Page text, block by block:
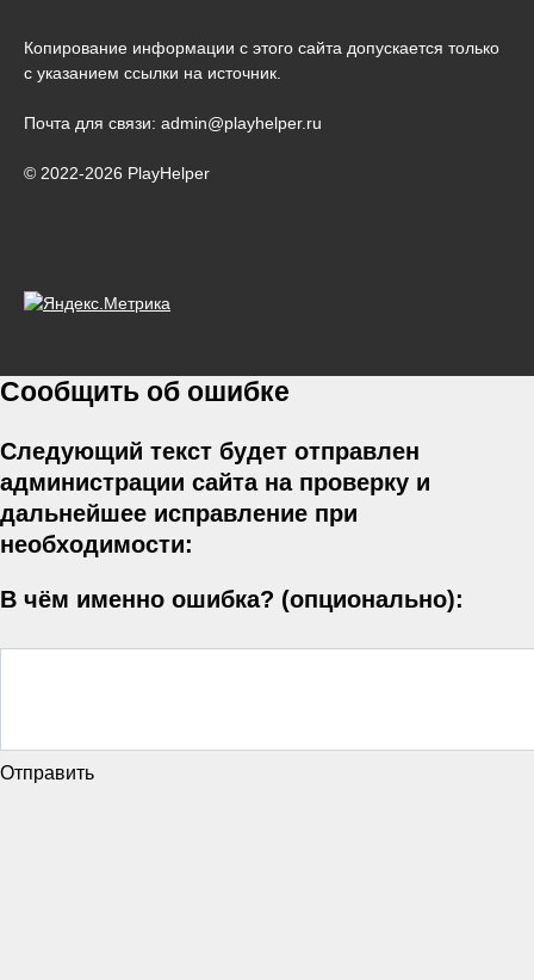
Копирование информации с этого сайта допускается только
с указанием ссылки на источник.
Почта для связи: admin@playhelper.ru
© 2022-2026 PlayHelper
Сообщить об ошибке
Следующий текст будет отправлен
администрации сайта на проверку и
дальнейшее исправление при
необходимости:
В чём именно ошибка? (опционально):
Отправить